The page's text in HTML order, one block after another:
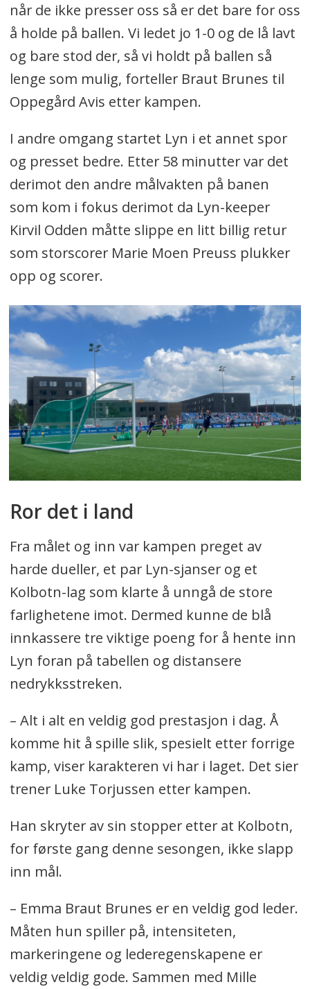
når de ikke presser oss så er det bare for oss
å holde på ballen. Vi ledet jo 1-0 og de lå lavt
og bare stod der, så vi holdt på ballen så
lenge som mulig, forteller Braut Brunes til
Oppegård Avis etter kampen.
I andre omgang startet Lyn i et annet spor
og presset bedre. Etter 58 minutter var det
derimot den andre målvakten på banen
som kom i fokus derimot da Lyn-keeper
Kirvil Odden måtte slippe en litt billig retur
som storscorer Marie Moen Preuss plukker
opp og scorer.
Ror det i land
Fra målet og inn var kampen preget av
harde dueller, et par Lyn-sjanser og et
Kolbotn-lag som klarte å unngå de store
farlighetene imot. Dermed kunne de blå
innkassere tre viktige poeng for å hente inn
Lyn foran på tabellen og distansere
nedrykksstreken.
– Alt i alt en veldig god prestasjon i dag. Å
komme hit å spille slik, spesielt etter forrige
kamp, viser karakteren vi har i laget. Det sier
trener Luke Torjussen etter kampen.
Han skryter av sin stopper etter at Kolbotn,
for første gang denne sesongen, ikke slapp
inn mål.
– Emma Braut Brunes er en veldig god leder.
Måten hun spiller på, intensiteten,
markeringene og lederegenskapene er
veldig veldig gode. Sammen med Mille